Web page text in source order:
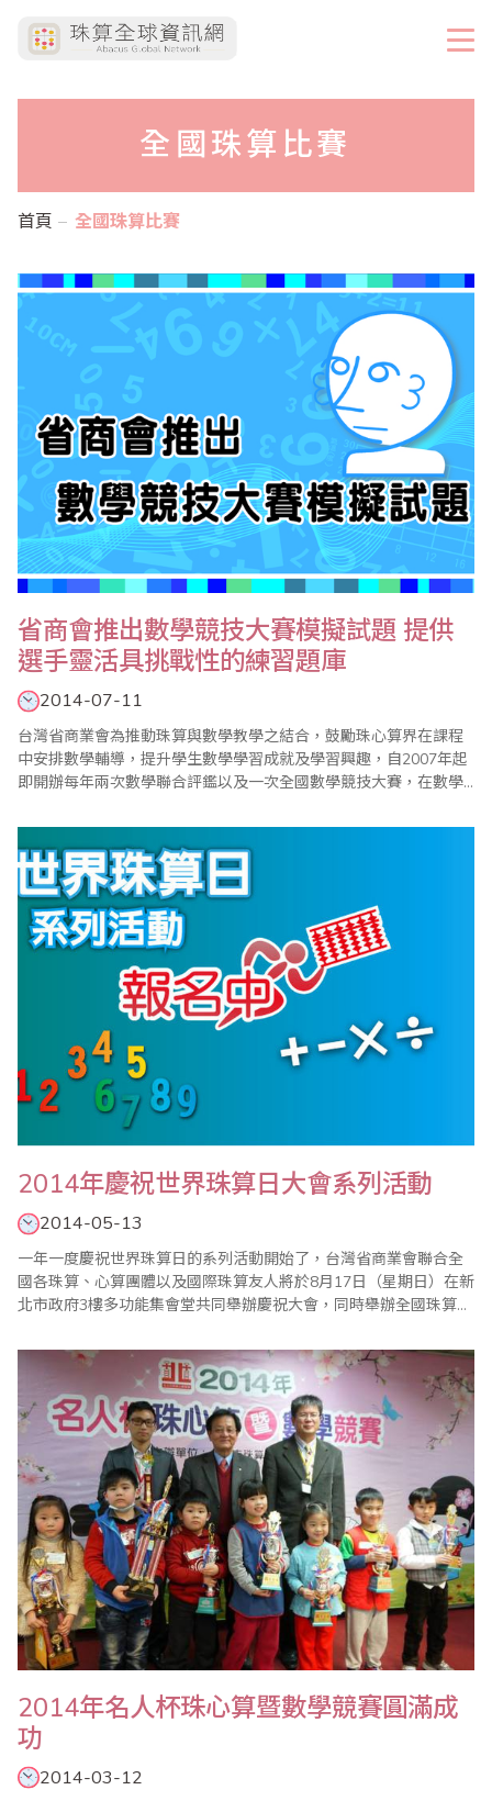
全國珠算比賽
首頁 全國珠算比賽
省商會推出數學競技大賽模擬試題 提供
選手靈活具挑戰性的練習題庫
2014-07-11
台灣省商業會為推動珠算與數學教學之結合，鼓勵珠心算界在課程
中安排數學輔導，提升學生數學學習成就及學習興趣，自2007年起
即開辦每年兩次數學聯合評鑑以及一次全國數學競技大賽，在數學
學好數學的目標。同時由於省商會的數學評鑑及競技大賽試題頗受
好評，學生及家長不斷呼籲省商會編印相關模擬試題，以提供考區
配合評鑑及比賽參加學生練習使用，在經過一段時間的..
2014年慶祝世界珠算日大會系列活動
2014-05-13
一年一度慶祝世界珠算日的系列活動開始了，台灣省商業會聯合全
國各珠算、心算團體以及國際珠算友人將於8月17日（星期日）在新
北市政府3樓多功能集會堂共同舉辦慶祝大會，同時舉辦全國珠算比
暨國際觀摩賽、祖孫樂活珠算趣味競賽等系列活動，歡迎踴躍報名
2014年名人杯珠心算暨數學競賽圓滿成
功
2014-03-12